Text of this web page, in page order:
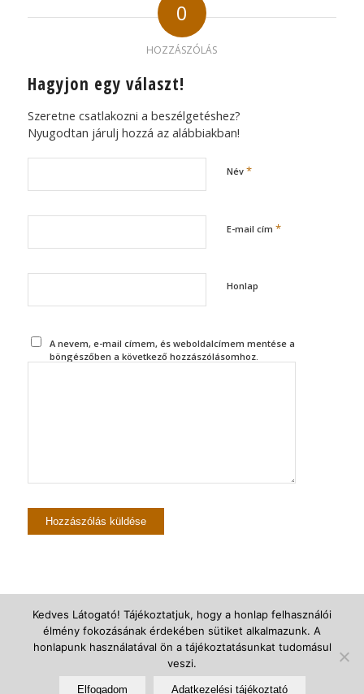
0
HOZZÁSZÓLÁS
Hagyjon egy választ!
Szeretne csatlakozni a beszélgetéshez?
Nyugodtan járulj hozzá az alábbiakban!
Név *
E-mail cím *
Honlap
A nevem, e-mail címem, és weboldalcímem mentése a
böngészőben a következő hozzászólásomhoz.
© Újszegedi Árpádházi Szent Erzsébet Plébánia - powered by Enfold
Kedves Látogató! Tájékoztatjuk, hogy a honlap felhasználói
élmény fokozásának érdekében sütiket alkalmazunk. A
honlapunk használatával ön a tájékoztatásunkat tudomásul
veszi.
Elfogadom Adatkezelési tájékoztató